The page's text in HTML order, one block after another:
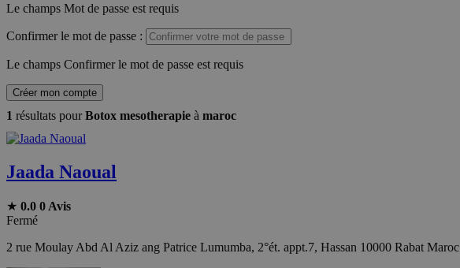
Le champs Mot de passe est requis
Confirmer le mot de passe :
Le champs Confirmer le mot de passe est requis
Créer mon compte
1 résultats pourBotox mesotherapie à maroc
Jaada Naoual
★ 0.0 0 Avis
Fermé
2 rue Moulay Abd Al Aziz ang Patrice Lumumba, 2°ét. appt.7, Hassan 10000 Rabat Maroc